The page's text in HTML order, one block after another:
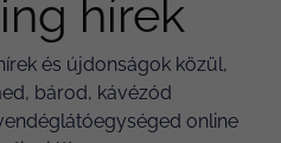
hírek
és újdonságok közül,
bárod, kávézód
online